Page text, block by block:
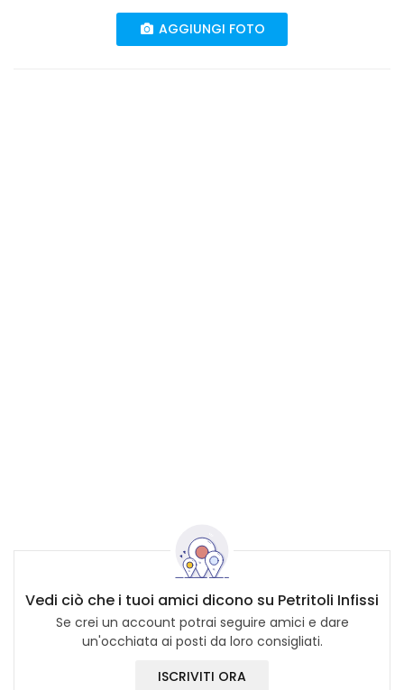
AGGIUNGI FOTO
Vedi ciò che i tuoi amici dicono su Petritoli Infissi
Se crei un account potrai seguire amici e dare
un'occhiata ai posti da loro consigliati.
ISCRIVITI ORA